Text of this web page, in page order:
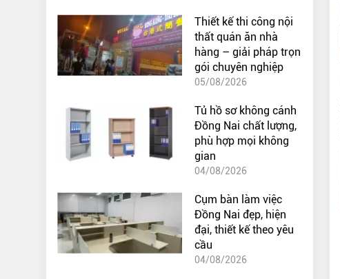
Thiết kế thi công nội
thất quán ăn nhà
hàng – giải pháp trọn
gói chuyên nghiệp
05/08/2026
Tủ hồ sơ không cánh
Đồng Nai chất lượng,
phù hợp mọi không
gian
04/08/2026
Cụm bàn làm việc
Đồng Nai đẹp, hiện
đại, thiết kế theo yêu
cầu
04/08/2026